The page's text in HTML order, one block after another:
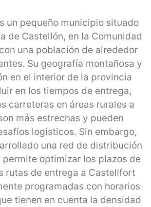
un pequeño municipio situado
de Castellón, en la Comunidad
una población de alrededor
Su geografía montañosa y
en el interior de la provincia
en los tiempos de entrega,
carreteras en áreas rurales a
más estrechas y pueden
logísticos. Sin embargo,
una red de distribución
optimizar los plazos de
rutas de entrega a Castellfort
programadas con horarios
tienen en cuenta la densidad